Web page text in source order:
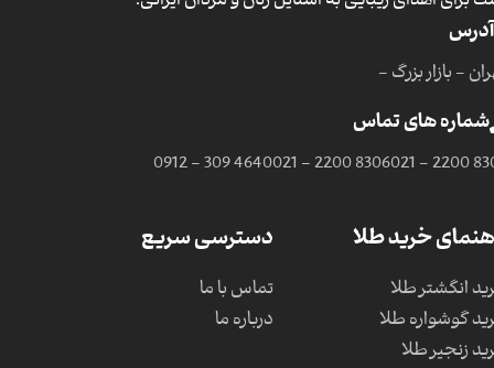
آدرس
- بازار بزرگ -
شماره های تماس
021 - 2200
021 - 2200 8306
0912 - 309 4640
خرید طلا
انگشتر طلا
گوشواره طلا
زنجیر طلا
دسترسی سریع
تماس با ما
درباره ما